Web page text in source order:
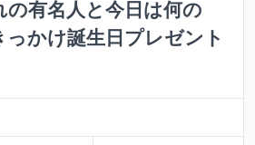
の有名人と今日は何の
っかけ誕生日プレゼント